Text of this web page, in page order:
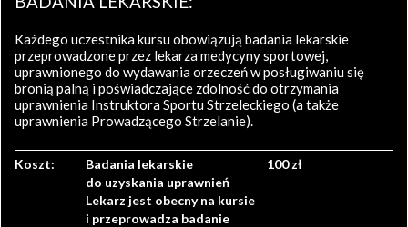
Każdego uczestnika kursu obowiązują badania lekarskie
przeprowadzone przez lekarza medycyny sportowej,
uprawnionego do wydawania orzeczeń w posługiwaniu się
bronią palną i poświadczające zdolność do otrzymania
uprawnienia Instruktora Sportu Strzeleckiego (a także
uprawnienia Prowadzącego Strzelanie).
Koszt:
Badania lekarskie
do uzyskania uprawnień
Lekarz jest obecny na kursie
i przeprowadza badanie
100 zł